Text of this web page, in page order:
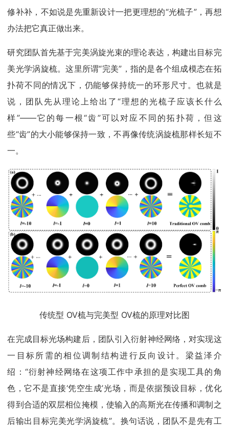
修补补，不如说是先重新设计一把更理想的“光梳子”，再想
办法把它真正做出来。
研究团队首先基于完美涡旋光束的理论表达，构建出目标完
美光学涡旋梳。这里所谓“完美”，指的是各个组成模态在拓
扑荷不同的情况下，仍能够保持统一的环形尺寸。也就是
说，团队先从理论上给出了“理想的光梳子应该长什么
样”——它的每一根“齿”可以对应不同的拓扑荷，但这
些“齿”的大小能够保持一致，不再像传统涡旋梳那样长短不
一。
传统型 OV梳与完美型 OV梳的原理对比图
在完成目标光场构建后，团队引入衍射神经网络，对实现这
一目标所需的相位调制结构进行反向设计。梁益泽介
绍：“衍射神经网络在这项工作中承担的是实现工具的角
色，它不是直接‘凭空生成’光场，而是依据预设目标，优化
得到合适的双层相位掩模，使输入的高斯光在传播和调制之
后输出目标完美光学涡旋梳”。换句话说，团队不是先有工